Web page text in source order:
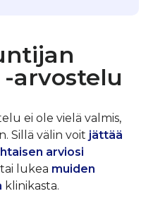
arvostelu
ei ole vielä valmis,
Sillä välin voit jättää
arviosi
lukea muiden
klinikasta.